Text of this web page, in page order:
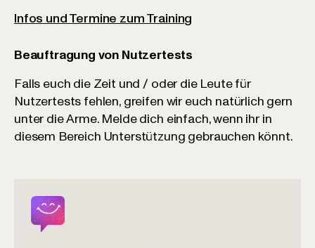
Infos und Termine zum Training
Beauftragung von Nutzertests
Falls euch die Zeit und / oder die Leute für
Nutzertests fehlen, greifen wir euch natürlich gern
unter die Arme. Melde dich einfach, wenn ihr in
diesem Bereich Unterstützung gebrauchen könnt.